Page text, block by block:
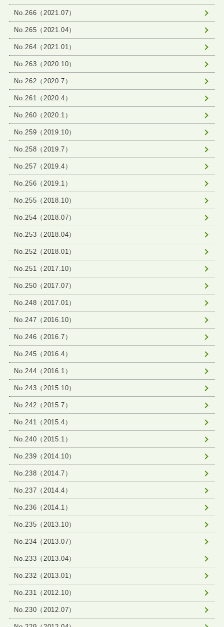
No.266（2021.07）
No.265（2021.04）
No.264（2021.01）
No.263（2020.10）
No.262（2020.7）
No.261（2020.4）
No.260（2020.1）
No.259（2019.10）
No.258（2019.7）
No.257（2019.4）
No.256（2019.1）
No.255（2018.10）
No.254（2018.07）
No.253（2018.04）
No.252（2018.01）
No.251（2017.10）
No.250（2017.07）
No.248（2017.01）
No.247（2016.10）
No.246（2016.7）
No.245（2016.4）
No.244（2016.1）
No.243（2015.10）
No.242（2015.7）
No.241（2015.4）
No.240（2015.1）
No.239（2014.10）
No.238（2014.7）
No.237（2014.4）
No.236（2014.1）
No.235（2013.10）
No.234（2013.07）
No.233（2013.04）
No.232（2013.01）
No.231（2012.10）
No.230（2012.07）